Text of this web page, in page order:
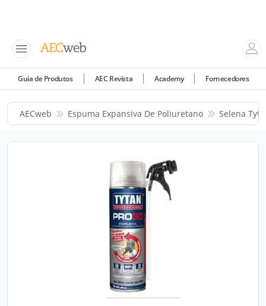
Guia de Produtos AEC Revista Academy Fornecedores
AECweb Espuma Expansiva De Poliuretano Selena